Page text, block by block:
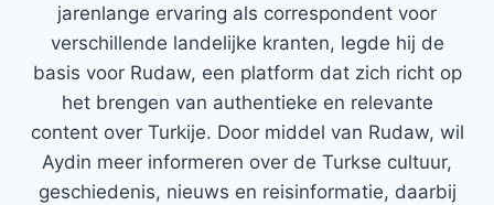
jarenlange ervaring als correspondent voor
verschillende landelijke kranten, legde hij de
basis voor Rudaw, een platform dat zich richt op
het brengen van authentieke en relevante
content over Turkije. Door middel van Rudaw, wil
Aydin meer informeren over de Turkse cultuur,
geschiedenis, nieuws en reisinformatie, daarbij